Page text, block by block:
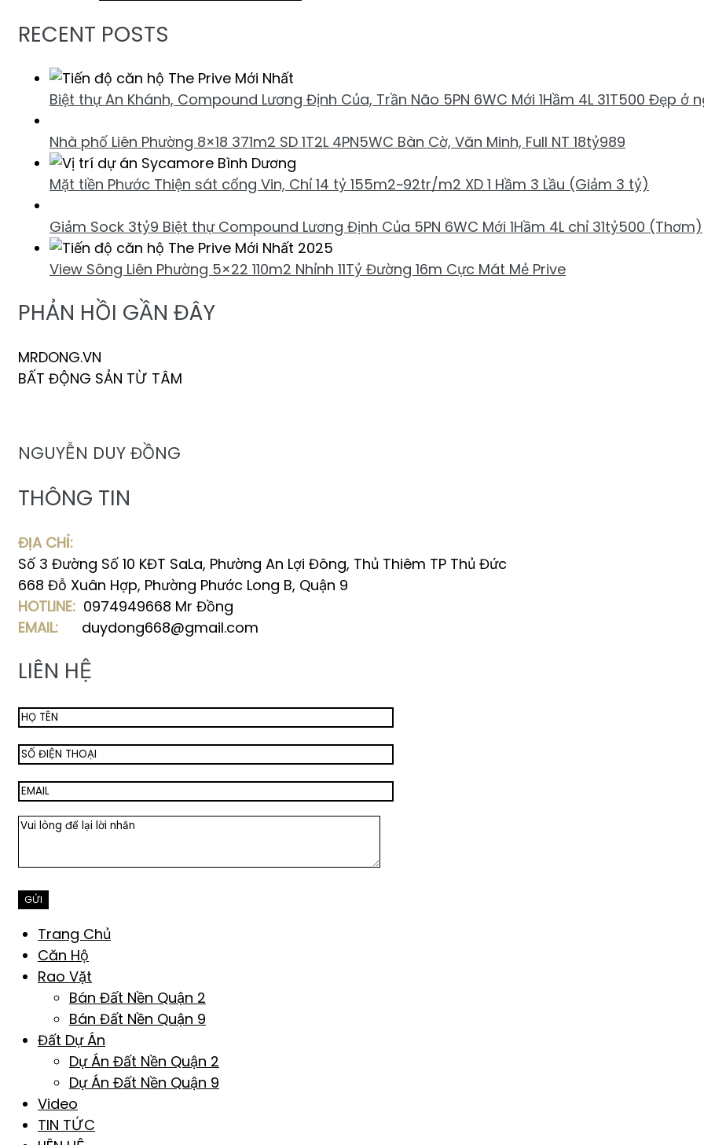
RECENT POSTS
Biệt thự An Khánh, Compound Lương Định Của, Trần Não 5PN 6WC Mới 1Hầm 4L 31T500 Đẹp ở
Nhà phố Liên Phường 8×18 371m2 SD 1T2L 4PN5WC Bàn Cờ, Văn Minh, Full NT 18tỷ989
Mặt tiền Phước Thiện sát cổng Vin, Chỉ 14 tỷ 155m2~92tr/m2 XD 1 Hầm 3 Lầu (Giảm 3 tỷ)
Giảm Sock 3tỷ9 Biệt thự Compound Lương Định Của 5PN 6WC Mới 1Hầm 4L chỉ 31tỷ500 (Thơm)
View Sông Liên Phường 5×22 110m2 Nhỉnh 11Tỷ Đường 16m Cực Mát Mẻ Prive
PHẢN HỒI GẦN ĐÂY
MRDONG.VN
BẤT ĐỘNG SẢN TỪ TÂM
NGUYỄN DUY ĐỒNG
THÔNG TIN
ĐỊA CHỈ:
Số 3 Đường Số 10 KĐT SaLa, Phường An Lợi Đông, Thủ Thiêm TP Thủ Đức
668 Đỗ Xuân Hợp, Phường Phước Long B, Quận 9
HOTLINE: 0974949668 Mr Đồng
EMAIL: duydong668@gmail.com
LIÊN HỆ
Trang Chủ
Căn Hộ
Rao Vặt
Bán Đất Nền Quận 2
Bán Đất Nền Quận 9
Đất Dự Án
Dự Án Đất Nền Quận 2
Dự Án Đất Nền Quận 9
Video
TIN TỨC